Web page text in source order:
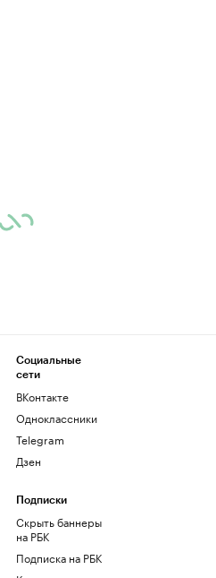
Социальные
сети
ВКонтакте
Одноклассники
Telegram
Дзен
Подписки
Скрыть баннеры
на РБК
Подписка на РБК